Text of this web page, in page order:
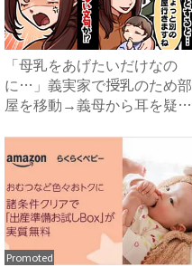
「母乳をあげたいだけなの
に…」義実家で授乳のため部
屋を移動→義母から耳を疑う
Promoted